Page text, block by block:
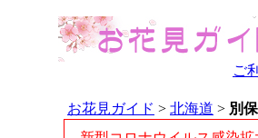
ご
お花見ガイド > 北海道 > 別